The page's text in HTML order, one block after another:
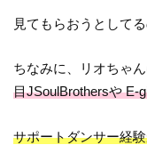
見てもらおうとして
ちなみに、リオちゃ
目JSoulBrothersや E-
サポートダンサー経